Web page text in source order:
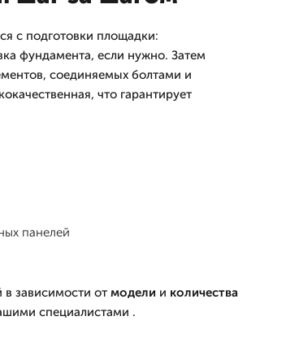
с подготовки площадки:
фундамента, если нужно. Затем
соединяемых болтами и
что гарантирует
панелей
в зависимости от модели и количества
специалистами .